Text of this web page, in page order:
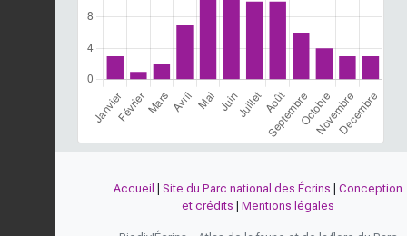
Accueil Site du Parc national des Écrins
Conception
et crédits
Mentions légales